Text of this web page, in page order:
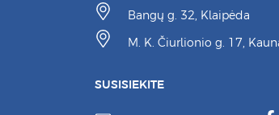
Bangų g. 32, Klaipėda
M. K. Čiurlionio g. 17,
SUSISIEKITE